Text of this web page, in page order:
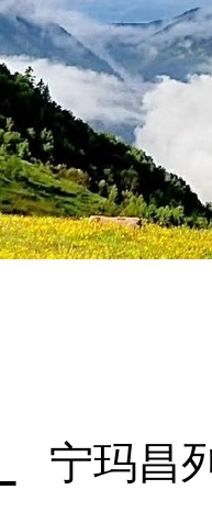
宁玛昌